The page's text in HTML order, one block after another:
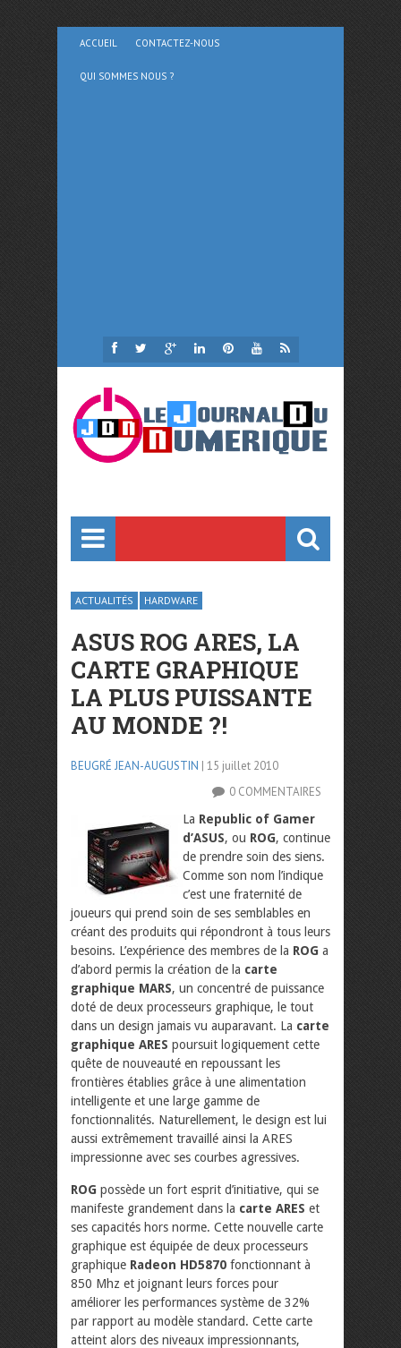
ACCUEIL CONTACTEZ-NOUS
QUI SOMMES NOUS ?
ACTUALITÉS HARDWARE
ASUS ROG ARES, LA
CARTE GRAPHIQUE
LA PLUS PUISSANTE
AU MONDE ?!
BEUGRÉ JEAN-AUGUSTIN | 15 juillet 2010
0 COMMENTAIRES
La Republic of Gamer
d’ASUS, ou ROG, continue
de prendre soin des siens.
Comme son nom l’indique
c’est une fraternité de
joueurs qui prend soin de ses semblables en
créant des produits qui répondront à tous leurs
besoins. L’expérience des membres de la ROG a
d’abord permis la création de la carte
graphique MARS, un concentré de puissance
doté de deux processeurs graphique, le tout
dans un design jamais vu auparavant. La carte
graphique ARES poursuit logiquement cette
quête de nouveauté en repoussant les
frontières établies grâce à une alimentation
intelligente et une large gamme de
fonctionnalités. Naturellement, le design est lui
aussi extrêmement travaillé ainsi la ARES
impressionne avec ses courbes agressives.
ROG possède un fort esprit d’initiative, qui se
manifeste grandement dans la carte ARES et
ses capacités hors norme. Cette nouvelle carte
graphique est équipée de deux processeurs
graphique Radeon HD5870 fonctionnant à
850 Mhz et joignant leurs forces pour
améliorer les performances système de 32%
par rapport au modèle standard. Cette carte
atteint alors des niveaux impressionnants,